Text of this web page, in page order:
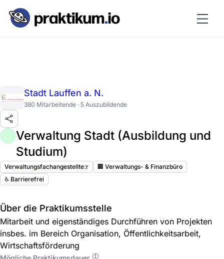
Stadt Lauffen a. N.
380 Mitarbeitende · 5 Auszubildende
Verwaltung Stadt (Ausbildung und
Studium)
Verwaltungsfachangestellte:r
🏢 Verwaltungs- & Finanzbüro
♿️ Barrierefrei
Über die Praktikumsstelle
Mitarbeit und eigenständiges Durchführen von Projekten
insbes. im Bereich Organisation, Öffentlichkeitsarbeit,
Wirtschaftsförderung